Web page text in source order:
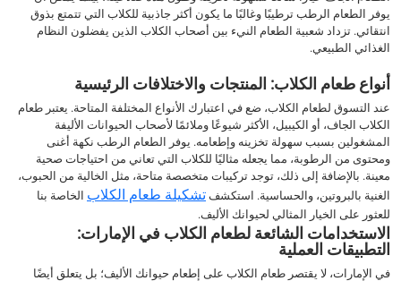
يوفر الطعام الرطب ترطيبًا وغالبًا ما يكون أكثر جاذبية للكلاب التي تتمتع بذوق
انتقائي. تزداد شعبية الطعام النيء بين أصحاب الكلاب الذين يفضلون النظام
الغذائي الطبيعي.
أنواع طعام الكلاب: المنتجات والاختلافات الرئيسية
عند التسوق لطعام الكلاب، ضع في اعتبارك الأنواع المختلفة المتاحة. يعتبر طعام
الكلاب الجاف، أو الكيبيل، الأكثر شيوعًا وملائمًا لأصحاب الحيوانات الأليفة
المشغولين بسبب سهولة تخزينه وإطعامه. يوفر الطعام الرطب نكهة أغنى
ومحتوى من الرطوبة، مما يجعله مثاليًا للكلاب التي تعاني من احتياجات صحية
معينة. بالإضافة إلى ذلك، توجد تركيبات متخصصة متاحة، مثل الخالية من الحبوب،
الغنية بالبروتين، والحساسية. استكشف تشكيلة طعام الكلاب الخاصة بنا
للعثور على الخيار المثالي لحيوانك الأليف.
الاستخدامات الشائعة لطعام الكلاب في الإمارات:
التطبيقات العملية
في الإمارات، لا يقتصر طعام الكلاب على إطعام حيوانك الأليف؛ بل يتعلق أيضًا